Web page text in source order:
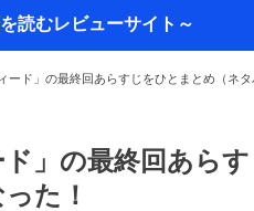
ード」の最終回あらすじをひとまとめ（ネタ
」の最終回あら
た！